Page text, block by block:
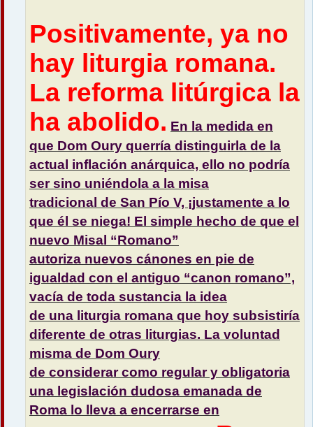
Positivamente, ya no
hay liturgia romana.
La reforma litúrgica la
ha abolido. En la medida en
que Dom Oury querría distinguirla de la
actual inflación anárquica, ello no podría
ser sino uniéndola a la misa
tradicional de San Pío V, ¡justamente a lo
que él se niega! El simple hecho de que el
nuevo Misal “Romano”
autoriza nuevos cánones en pie de
igualdad con el antiguo “canon romano”,
vacía de toda sustancia la idea
de una liturgia romana que hoy subsistiría
diferente de otras liturgias. La voluntad
misma de Dom Oury
de considerar como regular y obligatoria
una legislación dudosa emanada de
Roma lo lleva a encerrarse en